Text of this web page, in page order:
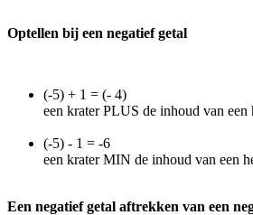
Optellen bij een negatief getal
(-5) + 1 = (- 4)
een krater PLUS de inhoud van
(-5) - 1 = -6
een krater MIN de inhoud van een
Een negatief getal aftrekken van een